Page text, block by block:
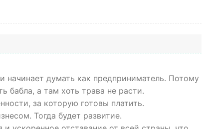
начинает думать как предприниматель. Потому
бабла, а там хоть трава не расти.
за которую готовы платить.
Тогда будет развитие.